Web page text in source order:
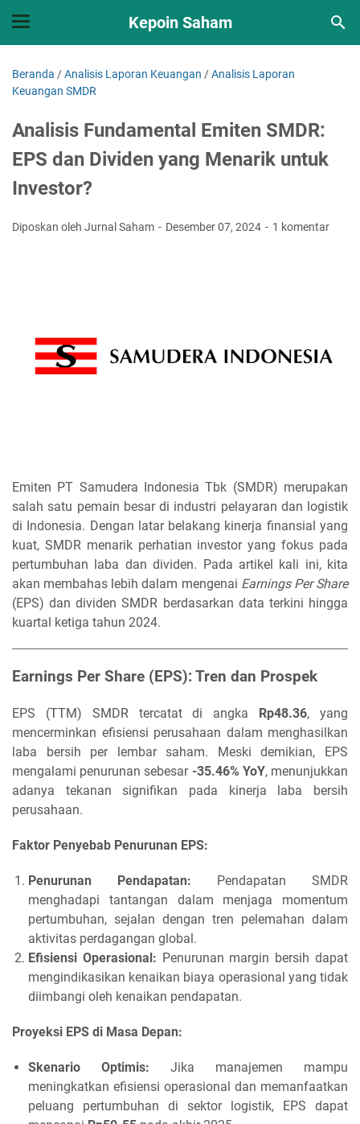
Kepoin Saham
Beranda /Analisis Laporan Keuangan /Analisis Laporan
Keuangan SMDR
Analisis Fundamental Emiten SMDR:
EPS dan Dividen yang Menarik untuk
Investor?
Diposkan oleh Jurnal Saham Desember 07, 2024 1 komentar
Emiten PT Samudera Indonesia Tbk (SMDR) merupakan
salah satu pemain besar di industri pelayaran dan logistik
di Indonesia. Dengan latar belakang kinerja finansial yang
kuat, SMDR menarik perhatian investor yang fokus pada
pertumbuhan laba dan dividen. Pada artikel kali ini, kita
akan membahas lebih dalam mengenai Earnings Per Share
(EPS) dan dividen SMDR berdasarkan data terkini hingga
kuartal ketiga tahun 2024.
Earnings Per Share (EPS): Tren dan Prospek
EPS (TTM) SMDR tercatat di angka Rp48.36, yang
mencerminkan efisiensi perusahaan dalam menghasilkan
laba bersih per lembar saham. Meski demikian, EPS
mengalami penurunan sebesar -35.46% YoY, menunjukkan
adanya tekanan signifikan pada kinerja laba bersih
perusahaan.
Faktor Penyebab Penurunan EPS:
Penurunan Pendapatan: Pendapatan SMDR
menghadapi tantangan dalam menjaga momentum
pertumbuhan, sejalan dengan tren pelemahan dalam
aktivitas perdagangan global.
Efisiensi Operasional: Penurunan margin bersih dapat
mengindikasikan kenaikan biaya operasional yang tidak
diimbangi oleh kenaikan pendapatan.
Proyeksi EPS di Masa Depan:
Skenario Optimis: Jika manajemen mampu
meningkatkan efisiensi operasional dan memanfaatkan
peluang pertumbuhan di sektor logistik, EPS dapat